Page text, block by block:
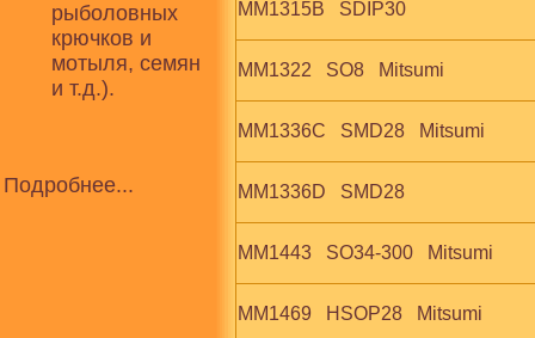
рыболовных
крючков и
мотыля, семян
и т.д.).
Подробнее...
MM1315B   SDIP30
MM1322   SO8   Mitsumi
MM1336C   SMD28   Mitsumi
MM1336D   SMD28
MM1443   SO34-300   Mitsumi
MM1469   HSOP28   Mitsumi